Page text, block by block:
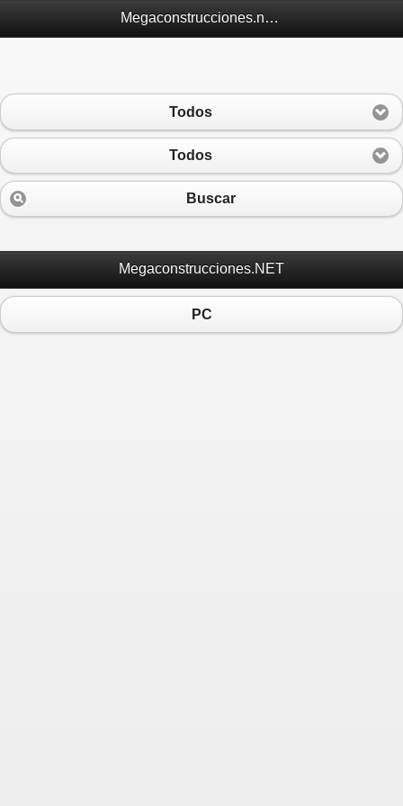
Megaconstrucciones.net Móvil
Todos
Todos
Buscar
Megaconstrucciones.NET
PC